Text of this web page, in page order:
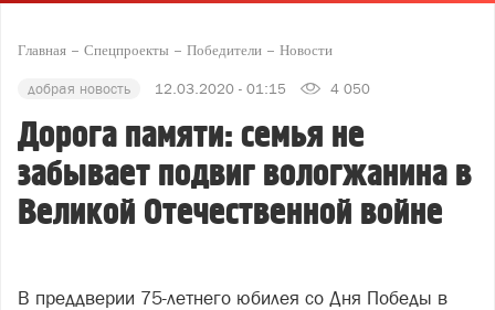
Главная Спецпроекты Победители Новости
добрая новость 12.03.2020 - 01:15 4 050
Дорога памяти: семья не
забывает подвиг вологжанина в
Великой Отечественной войне
В преддверии 75-летнего юбилея со Дня Победы в